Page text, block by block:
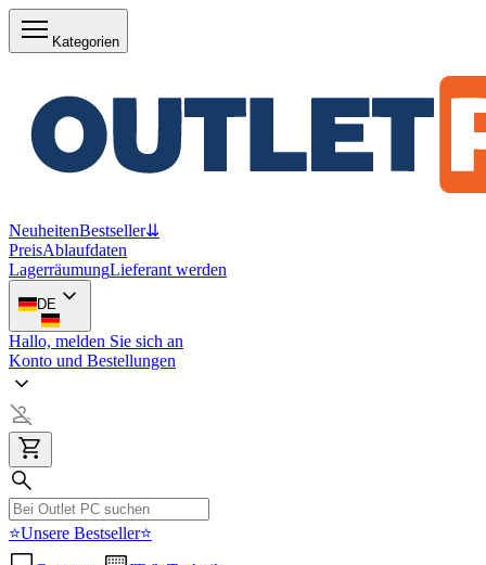
Kategorien
NeuheitenBestseller⇊
PreisAblaufdaten
LagerräumungLieferant werden
DE
Hallo, melden Sie sich an
Konto und Bestellungen
⭐Unsere Bestseller⭐